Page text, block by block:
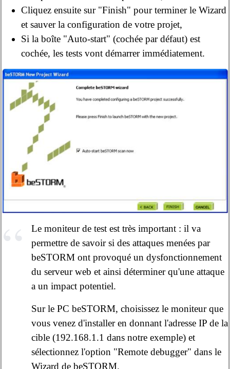
Cliquez ensuite sur "Finish" pour terminer le Wizard
et sauver la configuration de votre projet,
Si la boîte "Auto-start" (cochée par défaut) est
cochée, les tests vont démarrer immédiatement.
Le moniteur de test est très important : il va
permettre de savoir si des attaques menées par
beSTORM ont provoqué un dysfonctionnement
du serveur web et ainsi déterminer qu'une attaque
a un impact potentiel.
Sur le PC beSTORM, choisissez le moniteur que
vous venez d'installer en donnant l'adresse IP de la
cible (192.168.1.1 dans notre exemple) et
sélectionnez l'option "Remote debugger" dans le
Wizard de beSTORM.